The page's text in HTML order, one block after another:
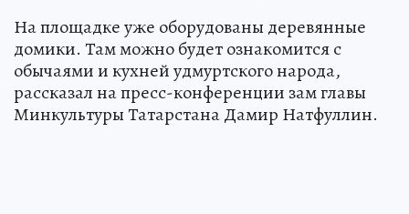
На площадке уже оборудованы деревянные
домики. Там можно будет ознакомится с
обычаями и кухней удмуртского народа,
рассказал на пресс-конференции зам главы
Минкультуры Татарстана Дамир Натфуллин.